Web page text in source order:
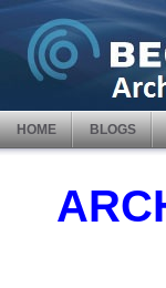
HOME BLOGS